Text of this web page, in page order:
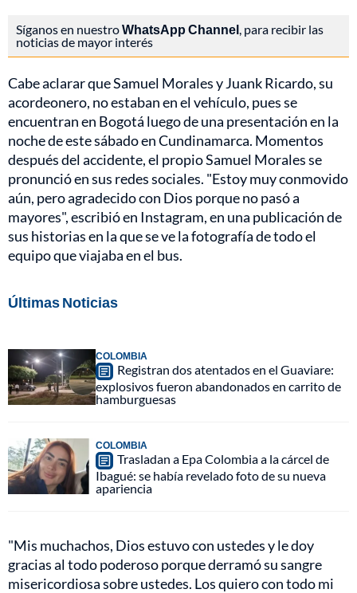
Síganos en nuestroWhatsApp Channel, para recibir las
noticias de mayor interés
Cabe aclarar que Samuel Morales y Juank Ricardo, su
acordeonero, no estaban en el vehículo, pues se
encuentran en Bogotá luego de una presentación en la
noche de este sábado en Cundinamarca. Momentos
después del accidente, el propio Samuel Morales se
pronunció en sus redes sociales. "Estoy muy conmovido
aún, pero agradecido con Dios porque no pasó a
mayores", escribió en Instagram, en una publicación de
sus historias en la que se ve la fotografía de todo el
equipo que viajaba en el bus.
Últimas Noticias
COLOMBIA
Registran dos atentados en el Guaviare:
explosivos fueron abandonados en carrito de
hamburguesas
COLOMBIA
Trasladan a Epa Colombia a la cárcel de
Ibagué: se había revelado foto de su nueva
apariencia
"Mis muchachos, Dios estuvo con ustedes y le doy
gracias al todo poderoso porque derramó su sangre
misericordiosa sobre ustedes. Los quiero con todo mi